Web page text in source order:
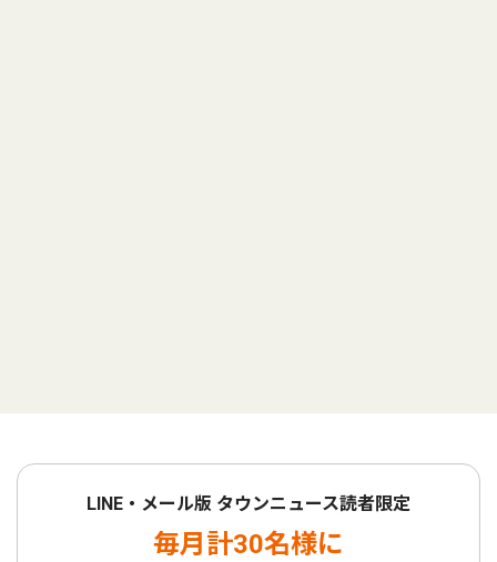
LINE・メール版 タウンニュース読者限定
毎月計30名様に